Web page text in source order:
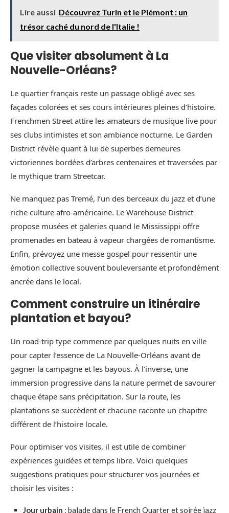
Lire aussi Découvrez Turin et le Piémont : un
trésor caché du nord de l'Italie !
Que visiter absolument à La
Nouvelle-Orléans?
Le quartier français reste un passage obligé avec ses
façades colorées et ses cours intérieures pleines d’histoire.
Frenchmen Street attire les amateurs de musique live pour
ses clubs intimistes et son ambiance nocturne. Le Garden
District révèle quant à lui de superbes demeures
victoriennes bordées d’arbres centenaires et traversées par
le mythique tram Streetcar.
Ne manquez pas Tremé, l’un des berceaux du jazz et d’une
riche culture afro-américaine. Le Warehouse District
propose musées et galeries quand le Mississippi offre
promenades en bateau à vapeur chargées de romantisme.
Enfin, prévoyez une messe gospel pour ressentir une
émotion collective souvent bouleversante et profondément
ancrée dans le local.
Comment construire un itinéraire
plantation et bayou?
Un road-trip type commence par quelques nuits en ville
pour capter l’essence de La Nouvelle-Orléans avant de
gagner la campagne et les bayous. À l’inverse, une
immersion progressive dans la nature permet de savourer
chaque étape sans précipitation. Sur la route, les
plantations se succèdent et chacune raconte un chapitre
différent de l’histoire locale.
Pour optimiser vos visites, il est utile de combiner
expériences guidées et temps libre. Voici quelques
suggestions pratiques pour structurer vos journées et
choisir les visites :
Jour urbain : balade dans le French Quarter et soirée jazz